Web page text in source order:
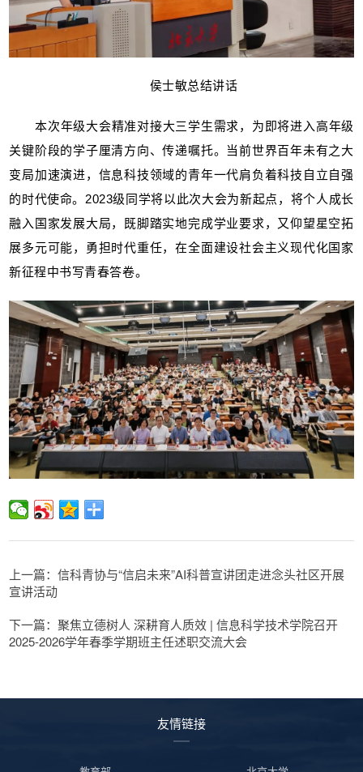
侯士敏总结讲话
本次年级大会精准对接大三学生需求，为即将进入高年级
关键阶段的学子厘清方向、传递嘱托。当前世界百年未有之大
变局加速演进，信息科技领域的青年一代肩负着科技自立自强
的时代使命。2023级同学将以此次大会为新起点，将个人成长
融入国家发展大局，既脚踏实地完成学业要求，又仰望星空拓
展多元可能，勇担时代重任，在全面建设社会主义现代化国家
新征程中书写青春答卷。
上一篇：信科青协与“信启未来”AI科普宣讲团走进念头社区开展
宣讲活动
下一篇：聚焦立德树人 深耕育人质效 | 信息科学技术学院召开
2025-2026学年春季学期班主任述职交流大会
友情链接